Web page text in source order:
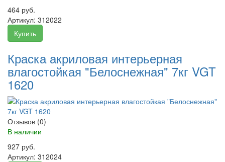
464 руб.
Артикул: 312022
Купить
Краска акриловая интерьерная
влагостойкая "Белоснежная" 7кг VGT
1620
Отзывов (0)
В наличии
927 руб.
Артикул: 312024